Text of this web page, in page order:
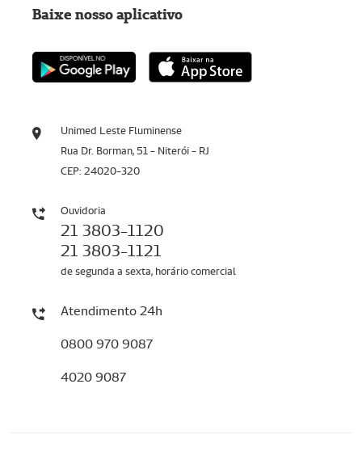
Unimed Leste Fluminense
Rua Dr. Borman, 51 - Niterói - RJ
CEP: 24020-320
Ouvidoria
21 3803-1120
21 3803-1121
de segunda a sexta, horário comercial
Atendimento 24h
0800 970 9087
4020 9087
Baixe nosso aplicativo